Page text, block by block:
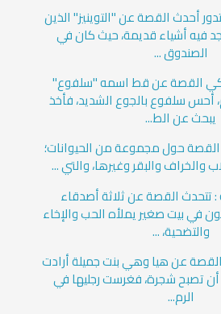
أحدث القصة عن "التوينيز" الذين
فيه أشياء قديمة، حيث كان في
الصندوق ...
القصة عن قط اسمه "سلفوع"
أحس سلفوع بالجوع الشديد، فأخذ
يبحث عن الط...
حول مجموعة من الحيوانات؛
والخراف والبقر وغيرها، والتي ...
: تتحدث القصة عن ثلاثة أصدقاء
في بيت صغير يملأه الحب والإخاء
والتضحية، ...
عن هيا وهي بنت جميلة أرادت
تصبح شجرة، فغرست رجليها في
الرم...